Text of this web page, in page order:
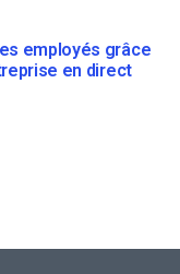
employés grâce
en direct